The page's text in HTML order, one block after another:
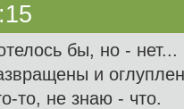
бы, но -
и
то, не знаю - что.